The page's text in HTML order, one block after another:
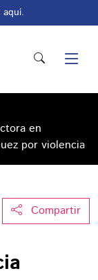
aquí.
en
por violencia
Compartir